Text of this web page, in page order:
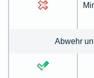
Abwehr